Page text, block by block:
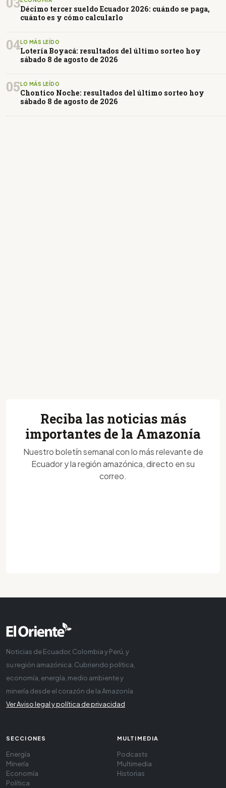
Décimo tercer sueldo Ecuador 2026: cuándo se paga,
cuánto es y cómo calcularlo
04LO MÁS LEÍDO
Lotería Boyacá: resultados del último sorteo hoy
sábado 8 de agosto de 2026
05 LO MÁS LEÍDO
Chontico Noche: resultados del último sorteo hoy
sábado 8 de agosto de 2026
Reciba las noticias más
importantes de la Amazonía
Nuestro boletín semanal con lo más relevante de
Ecuador y la región amazónica, directo en su
correo.
Noticias de Ecuador, Colombia y Perú, y
su región amazónica. Cubriendo política,
economía, energía, medio ambiente y
minería desde el corazón de la Amazonía
Ver Aviso legal y política de privacidad
SECCIONES
Energía
Minería
Economía
Política
MULTIMEDIA
Podcasts
Multimedia
Historias